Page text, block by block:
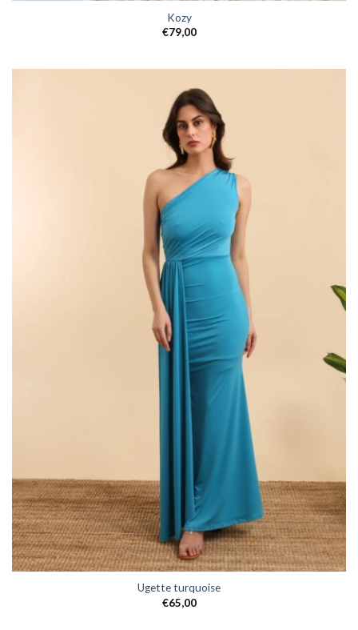
Kozy
€79,00
Ugette turquoise
€65,00